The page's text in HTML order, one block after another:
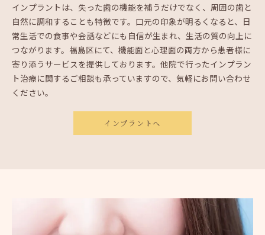
インプラントは、失った歯の機能を補うだけでなく、周囲の歯と
自然に調和することも特徴です。口元の印象が明るくなると、日
常生活での食事や会話などにも自信が生まれ、生活の質の向上に
つながります。福島区にて、機能面と心理面の両方から患者様に
寄り添うサービスを提供しております。他院で行ったインプラン
ト治療に関するご相談も承っていますので、気軽にお問い合わせ
ください。
インプラントへ